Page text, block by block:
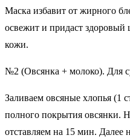
Маска избавит от жирного
освежит и придаст здоровый
кожи.
№2 (Овсянка + молоко). Для
Заливаем овсяные хлопья (1
полного покрытия овсянки.
отставляем на 15 мин. Далее